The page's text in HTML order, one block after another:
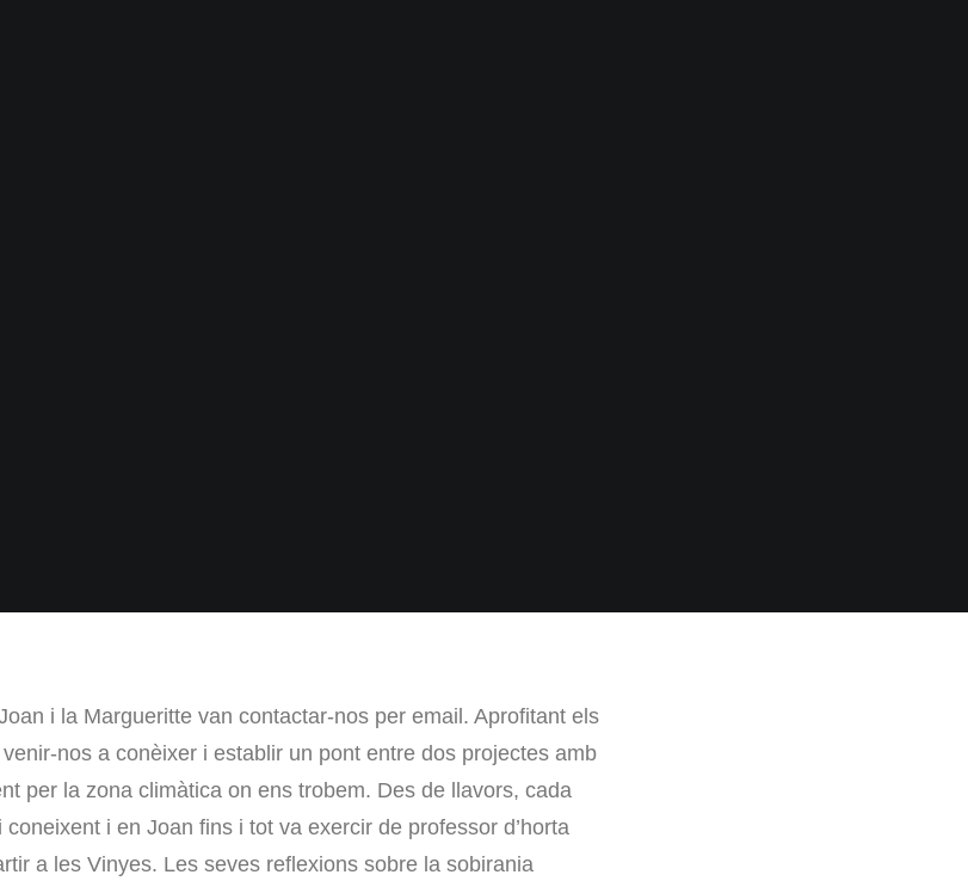
i la Margueritte van contactar-nos per email. Aprofitant els
nos a conèixer i establir un pont entre dos projectes amb
per la zona climàtica on ens trobem. Des de llavors, cada
i en Joan fins i tot va exercir de professor d’horta
a les Vinyes. Les seves reflexions sobre la sobirania